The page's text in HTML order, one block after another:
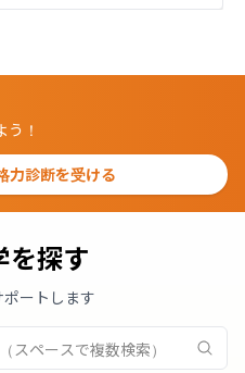
！
力診断を受ける
を探す
ートします